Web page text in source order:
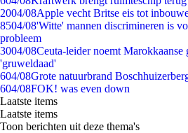
2004/08Apple vecht Britse eis tot
8504/08'Witte' mannen discrimineren is
probleem
3004/08Ceuta-leider noemt Marokkaanse
'gruweldaad'
604/08Grote natuurbrand
604/08FOK! was even down
Laatste items
Laatste items
Toon berichten uit deze thema's